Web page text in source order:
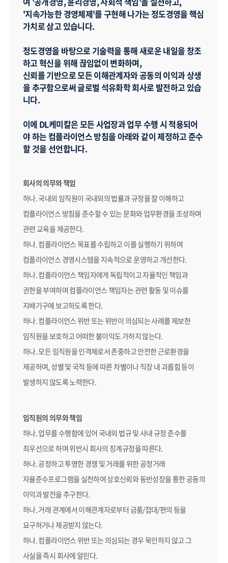
'지속가능한 경영체제'를 구현해 나가는 정도경영을 핵심
가치로 삼고 있습니다.
정도경영을 바탕으로 기술력을 통해 새로운 내일을 창조
하고 혁신을 위해 끊임없이 변화하며,
신뢰를 기반으로 모든 이해관계자와 공동의 이익과 상생
을 추구함으로써 글로벌 석유화학 회사로 발전하고 있습
니다.
이에 DL케미칼은 모든 사업장과 업무 수행 시 적용되어
야 하는 컴플라이언스 방침을 아래와 같이 제정하고 준수
할 것을 선언합니다.
회사의 의무와 책임
하나. 국내외 임직원이 국내외의 법률과 규정을 잘 이해하고
컴플라이언스 방침을 준수할 수 있는 문화와 업무환경을 조성하며
관련 교육을 제공한다.
하나. 컴플라이언스 목표를 수립하고 이를 실행하기 위하여
컴플라이언스 경영시스템을 지속적으로 운영하고 개선한다.
하나. 컴플라이언스 책임자에게 독립적이고 자율적인 책임과
권한을 부여하며 컴플라이언스 책임자는 관련 활동 및 이슈를
지배기구에 보고하도록 한다.
하나. 컴플라이언스 위반 또는 위반이 의심되는 사례를 제보한
임직원을 보호하고 어떠한 불이익도 가하지 않는다.
하나. 모든 임직원을 인격체로서 존중하고 안전한 근로환경을
제공하며, 성별 및 국적 등에 따른 차별이나 직장 내 괴롭힘 등이
발생하지 않도록 노력한다.
임직원의 의무와 책임
하나. 업무를 수행함에 있어 국내외 법규 및 사내 규정 준수를
최우선으로 하며 위반시 회사의 징계규정을 따른다.
하나. 공정하고 투명한 경쟁 및 거래를 위한 공정거래
자율준수프로그램을 실천하여 상호신뢰와 동반성장을 통한 공동의
이익과 발전을 추구한다.
하나. 거래 관계에서 이해관계자로부터 금품/접대/편의 등을
요구하거나 제공받지 않는다.
하나. 컴플라이언스 위반 또는 의심되는 경우 묵인하지 않고 그
사실을 즉시 회사에 알린다.